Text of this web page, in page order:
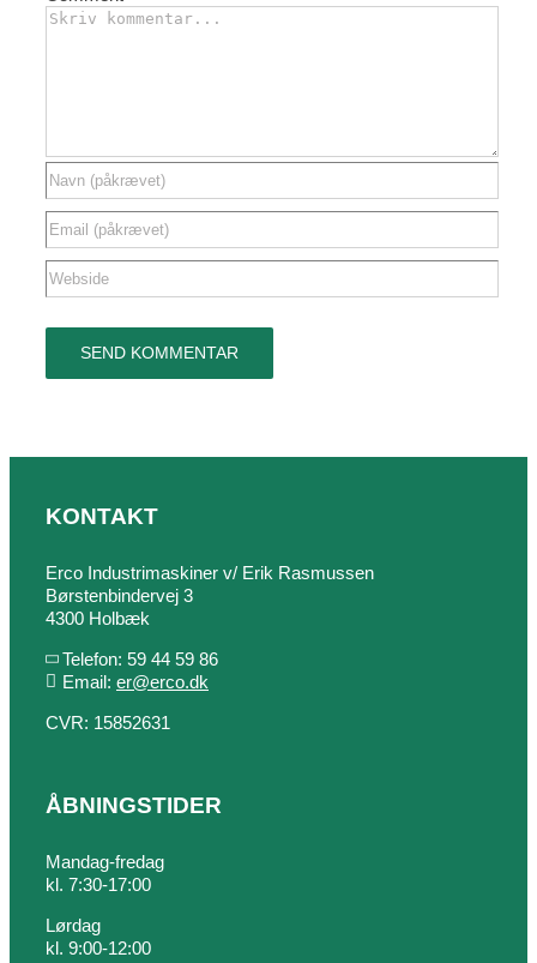
KONTAKT
Erco Industrimaskiner v/ Erik Rasmussen
Børstenbindervej 3
4300 Holbæk
Telefon: 59 44 59 86
Email: er@erco.dk
CVR: 15852631
ÅBNINGSTIDER
Mandag-fredag
kl. 7:30-17:00
Lørdag
kl. 9:00-12:00